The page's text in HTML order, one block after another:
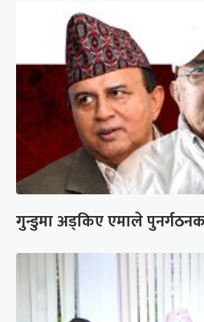
गुन्डुमा अड्किए एमाले